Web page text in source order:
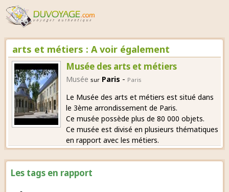
Les tags en rapport
arts et métiers : A voir également
Musée des arts et métiers
Musée sur Paris - Paris
Le Musée des arts et métiers est situé dans
le 3ème arrondissement de Paris.
Ce musée possède plus de 80 000 objets.
Ce musée est divisé en plusieurs thématiques
en rapport avec les métiers.